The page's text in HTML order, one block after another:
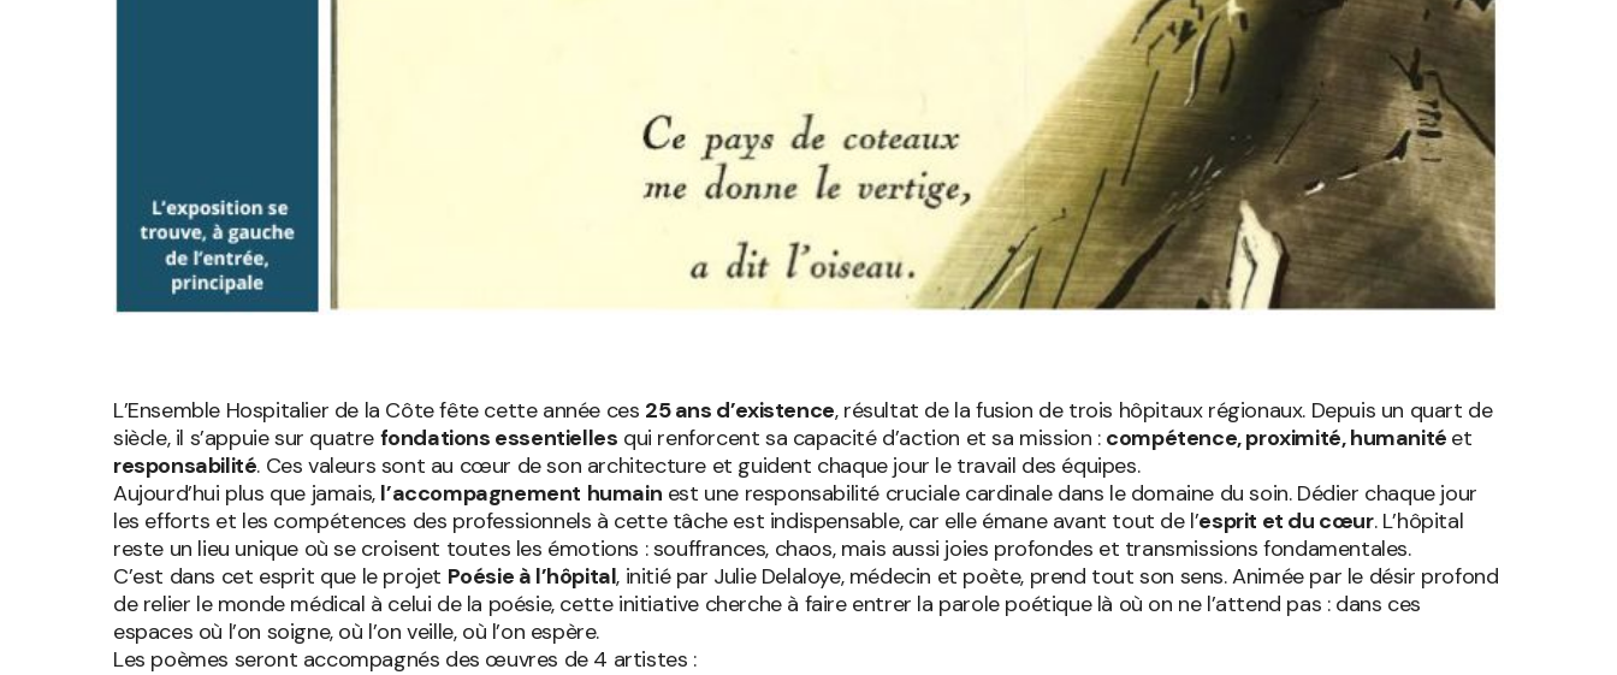
L’Ensemble Hospitalier de la Côte fête cette année ces 25 ans d’existence, résultat de la fusion de trois hôpitaux régionaux. Depuis un quart de
siècle, il s’appuie sur quatre fondations essentielles qui renforcent sa capacité d’action et sa mission : compétence, proximité, humanité et
responsabilité. Ces valeurs sont au cœur de son architecture et guident chaque jour le travail des équipes.
Aujourd’hui plus que jamais, l’accompagnement humain est une responsabilité cruciale cardinale dans le domaine du soin. Dédier chaque jour
les efforts et les compétences des professionnels à cette tâche est indispensable, car elle émane avant tout de l’esprit et du cœur. L’hôpital
reste un lieu unique où se croisent toutes les émotions : souffrances, chaos, mais aussi joies profondes et transmissions fondamentales.
C’est dans cet esprit que le projet Poésie à l’hôpital, initié par Julie Delaloye, médecin et poète, prend tout son sens. Animée par le désir profond
de relier le monde médical à celui de la poésie, cette initiative cherche à faire entrer la parole poétique là où on ne l’attend pas : dans ces
espaces où l’on soigne, où l’on veille, où l’on espère.
Les poèmes seront accompagnés des œuvres de 4 artistes :